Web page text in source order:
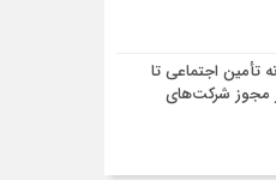
تأمین اجتماعی تا
مجوز شرکت‌های